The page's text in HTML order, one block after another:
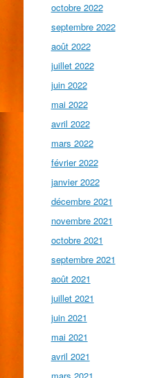
octobre 2022
septembre 2022
août 2022
juillet 2022
juin 2022
mai 2022
avril 2022
mars 2022
février 2022
janvier 2022
décembre 2021
novembre 2021
octobre 2021
septembre 2021
août 2021
juillet 2021
juin 2021
mai 2021
avril 2021